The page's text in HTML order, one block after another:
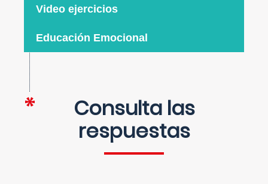
Video ejercicios
Educación Emocional
Consulta las
respuestas